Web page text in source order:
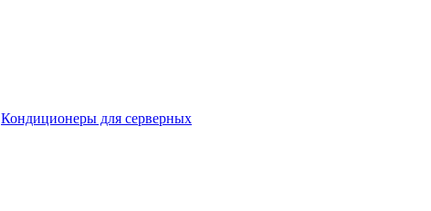
Кондиционеры для серверных